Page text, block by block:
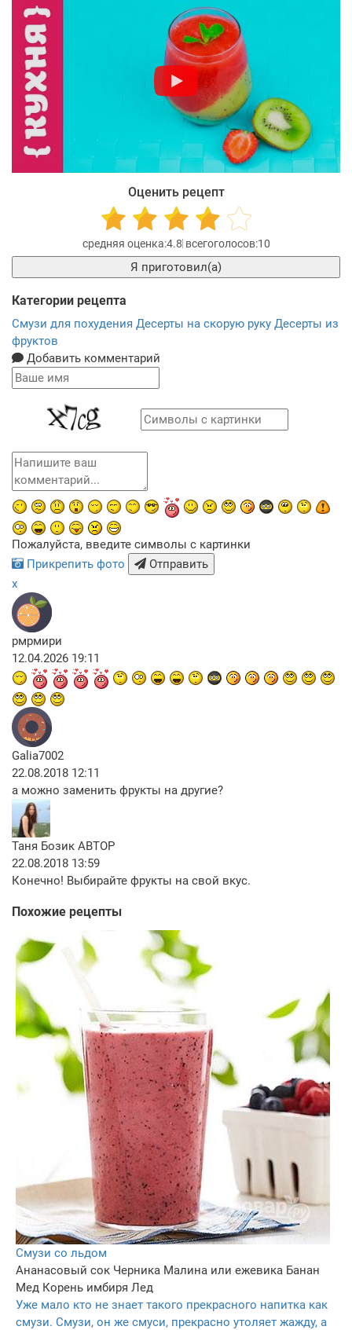
Оценить рецепт
4.8 10
Я приготовил(а)
Категории рецепта
Смузи для похудения Десерты на скорую руку Десерты из
фруктов
Добавить комментарий
Пожалуйста, введите символы с картинки
Прикрепить фото
Отправить
x
рмрмири
12.04.2026 19:11
Galia7002
22.08.2018 12:11
а можно заменить фрукты на другие?
Таня Бозик АВТОР
22.08.2018 13:59
Конечно! Выбирайте фрукты на свой вкус.
Похожие рецепты
Смузи со льдом
Ананасовый сок Черника Малина или ежевика Банан
Мед Корень имбиря Лед
Уже мало кто не знает такого прекрасного напитка как
смузи. Смузи, он же смуси, прекрасно утоляет жажду, а